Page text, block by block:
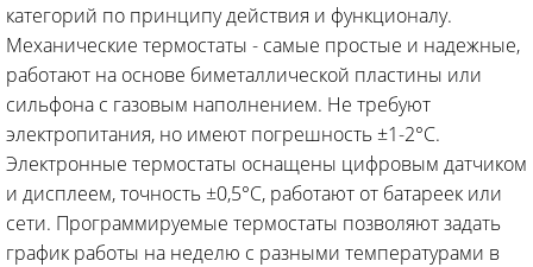
категорий по принципу действия и функционалу.
Механические термостаты - самые простые и надежные,
работают на основе биметаллической пластины или
сильфона с газовым наполнением. Не требуют
электропитания, но имеют погрешность ±1-2°C.
Электронные термостаты оснащены цифровым датчиком
и дисплеем, точность ±0,5°C, работают от батареек или
сети. Программируемые термостаты позволяют задать
график работы на неделю с разными температурами в